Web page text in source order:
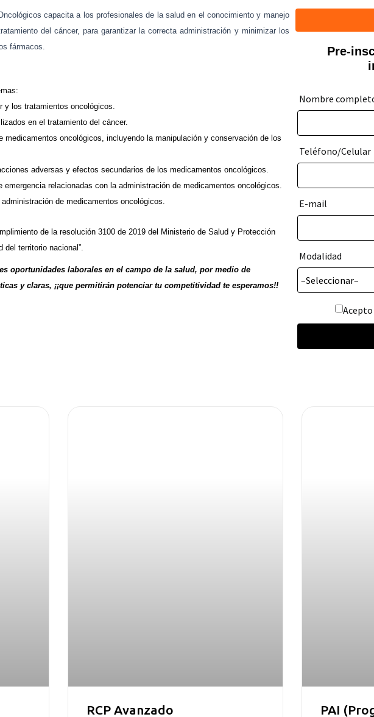
capacita a los profesionales de la salud en el conocimiento y manejo
del cáncer, para garantizar la correcta administración y minimizar los
fármacos.
y los tratamientos oncológicos.
en el tratamiento del cáncer.
medicamentos oncológicos, incluyendo la manipulación y conservación de los
adversas y efectos secundarios de los medicamentos oncológicos.
emergencia relacionadas con la administración de medicamentos oncológicos.
de medicamentos oncológicos.
de la resolución 3100 de 2019 del Ministerio de Salud y Protección
territorio nacional”.
oportunidades laborales en el campo de la salud, por medio de
y claras, ¡¡que permitirán potenciar tu competitividad te esperamos!!
Pre-
Nombre
Teléfono/Celular
E-mail
Modalidad
Acepto
RCP Avanzado
PAI